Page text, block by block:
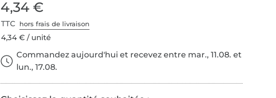
4,34 €
TTC hors frais de livraison
4,34 € / unité
Commandez aujourd'hui et recevez entre mar., 11.08. et
lun., 17.08.